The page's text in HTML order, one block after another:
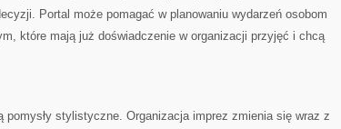
Portal może pomagać w planowaniu wydarzeń osobom
które mają już doświadczenie w organizacji przyjęć i chcą
pomysły stylistyczne. Organizacja imprez zmienia się wraz z